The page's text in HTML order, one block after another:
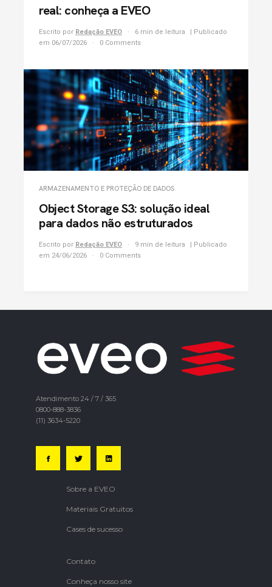
real: conheça a EVEO
Escrito por Redação EVEO 6 min de leitura
| Publicado
em 06/07/2026
0 Comments
ARMAZENAMENTO E PROTEÇÃO DE DADOS
Object Storage S3: solução ideal
para dados não estruturados
Escrito por Redação EVEO 9 min de leitura
| Publicado
em 24/06/2026
0 Comments
Atendimento 24 / 7 / 365
0800-888-3836
(11) 3634-5220
Sobre a EVEO
Materiais Gratuitos
Cases de sucesso
Contato
Conheça nosso site